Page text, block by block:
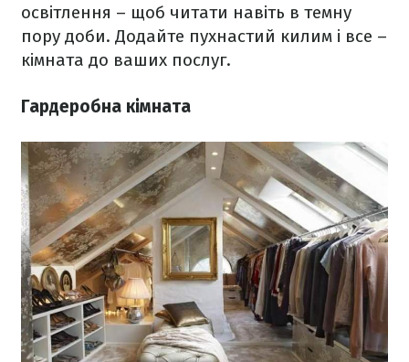
освітлення – щоб читати навіть в темну
пору доби. Додайте пухнастий килим і все –
кімната до ваших послуг.
Гардеробна кімната